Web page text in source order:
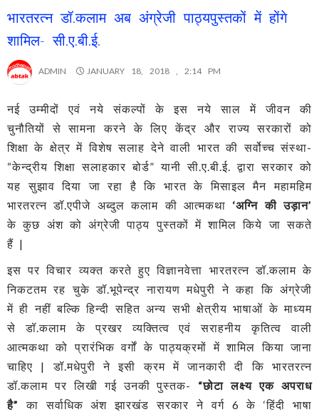
भारतरत्न डॉ.कलाम अब अंग्रेजी पाठ्यपुस्तकों में होंगे
शामिल- सी.ए.बी.ई.
ADMIN JANUARY 18, 2018 , 2:14 PM
नई उम्मीदों एवं नये संकल्पों के इस नये साल में जीवन की
चुनौतियों से सामना करने के लिए केंद्र और राज्य सरकारों को
शिक्षा के क्षेत्र में विशेष सलाह देने वाली भारत की सर्वोच्च संस्था-
“केन्द्रीय शिक्षा सलाहकार बोर्ड” यानी सी.ए.बी.ई. द्वारा सरकार को
यह सुझाव दिया जा रहा है कि भारत के मिसाइल मैन महामहिम
भारतरत्न डॉ.एपीजे अब्दुल कलाम की आत्मकथा ‘अग्नि की उड़ान’
के कुछ अंश को अंग्रेजी पाठ्य पुस्तकों में शामिल किये जा सकते
हैं |
इस पर विचार व्यक्त करते हुए विज्ञानवेत्ता भारतरत्न डॉ.कलाम के
निकटतम रह चुके डॉ.भूपेन्द्र नारायण मधेपुरी ने कहा कि अंग्रेजी
में ही नहीं बल्कि हिन्दी सहित अन्य सभी क्षेत्रीय भाषाओं के माध्यम
से डॉ.कलाम के प्रखर व्यक्तित्व एवं सराहनीय कृतित्व वाली
आत्मकथा को प्रारंभिक वर्गों के पाठ्यक्रमों में शामिल किया जाना
चाहिए | डॉ.मधेपुरी ने इसी क्रम में जानकारी दी कि भारतरत्न
डॉ.कलाम पर लिखी गई उनकी पुस्तक- “छोटा लक्ष्य एक अपराध
है”
का सर्वाधिक अंश झारखंड सरकार ने वर्ग 6 के ‘हिंदी भाषा